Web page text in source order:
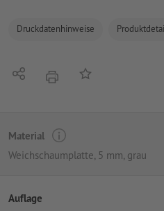
Druckdatenhinweise
Teilen DruckenAuf die Merkliste
Material
Weichschaumplatte, 5 mm, grau
Auflage